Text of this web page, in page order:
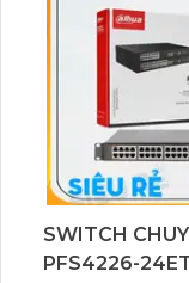
kết nối mạng của
SWITCH
PFS4226-